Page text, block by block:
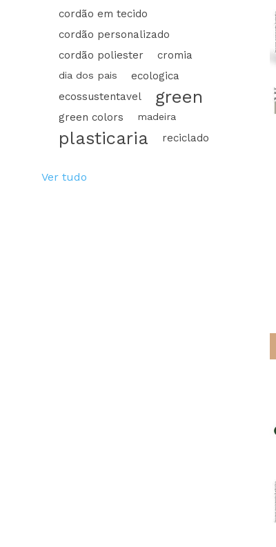
cordão em tecido
cordão personalizado
cordão poliester
cromia
dia dos pais
ecologica
ecossustentavel
green
green colors madeira
plasticaria reciclado
Ver tudo